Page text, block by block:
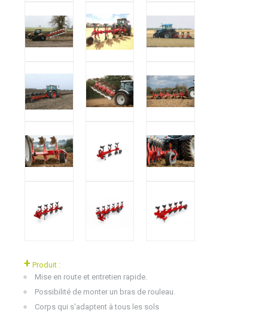
+ Produit :
Mise en route et entretien rapide.
Possibilité de monter un bras de rouleau.
Corps qui s'adaptent à tous les sols